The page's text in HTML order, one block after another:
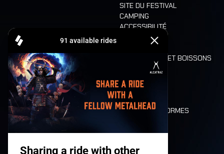
SITE DU FESTIVAL
CAMPING
ACCESSIBILITÉ
CASHLESS
ALIMENTATION ET BOISSONS
LONE WOLVES
PLAN
DEATH RIDE
VALEURS ET NORMES
HISTOIRE